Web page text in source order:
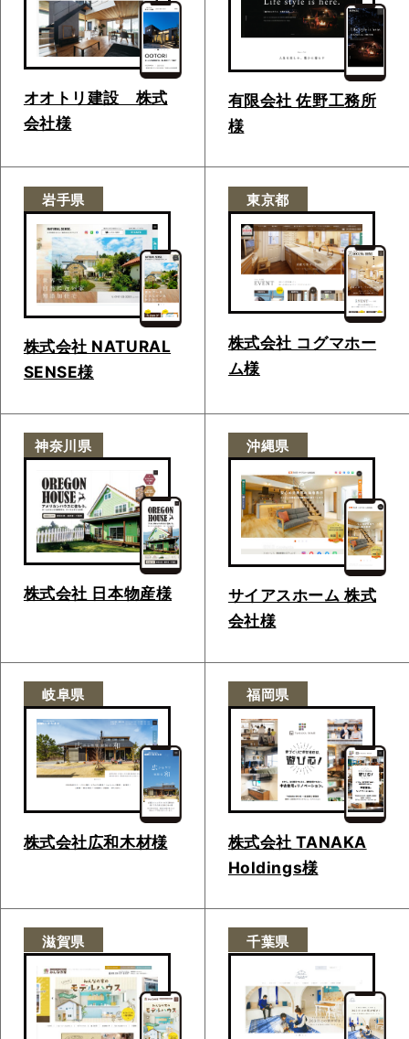
オオトリ建設 株式
会社様
有限会社 佐野工務所
様
岩手県
株式会社 NATURAL
SENSE様
東京都
株式会社 コグマホー
ム様
神奈川県
株式会社 日本物産様
沖縄県
サイアスホーム 株式
会社様
岐阜県
株式会社広和木材様
福岡県
株式会社 TANAKA
Holdings様
滋賀県 千葉県